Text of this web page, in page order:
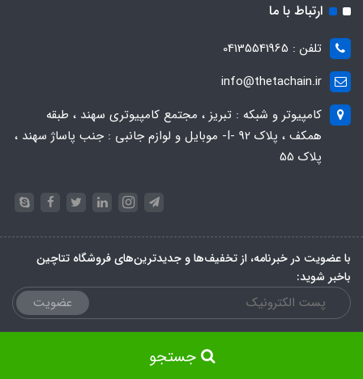
جستجو
ارتباط با ما
تلفن : 04135541965
info@thetachain.ir
کامپیوتر و شبکه : تبریز ، مجتمع کامپیوتری سهند ، طبقه
همکف ، پلاک 92 -I- موبایل و لوازم جانبی : جنب پاساژ سهند ،
پلاک 55
با عضویت در خبرنامه، از تخفیف‌ها و جدیدترین‌های فروشگاه تتاچین
باخبر شوید:
عضویت